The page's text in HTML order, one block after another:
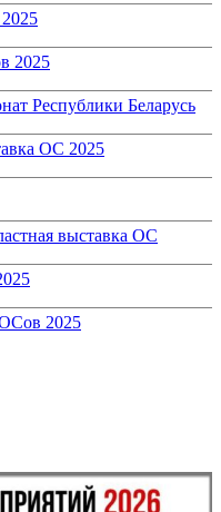
2025
Республики Беларусь
ОС 2025
выставка ОС
2025